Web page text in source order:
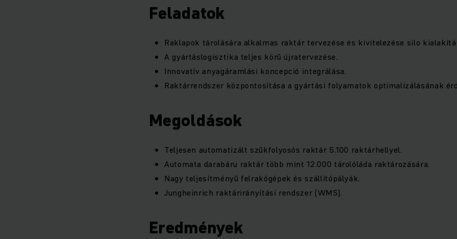
Feladatok
Raklapok tárolására alkalmas raktár tervezése és kivitelezése silo
A gyártáslogisztika teljes körű újratervezése.
Innovatív anyagáramlási koncepció integrálása.
Raktárrendszer központosítása a gyártási folyamatok optimalizálásának
Megoldások
Teljesen automatizált szűkfolyosós raktár 5.100 raktárhellyel.
Automata darabáru raktár több mint 12.000 tárolóláda raktározására.
Nagy teljesítményű felrakógépek és szállítópályák.
Jungheinrich raktárirányítási rendszer (WMS).
Eredmények